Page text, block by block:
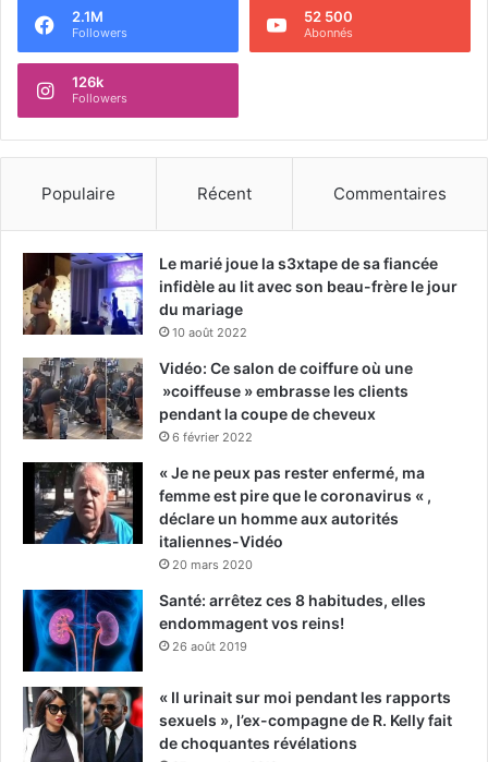
2.1M
Followers
52 500
Abonnés
126k
Followers
Populaire Récent Commentaires
Le marié joue la s3xtape de sa fiancée
infidèle au lit avec son beau-frère le jour
du mariage
10 août 2022
Vidéo: Ce salon de coiffure où une
»coiffeuse » embrasse les clients
pendant la coupe de cheveux
6 février 2022
« Je ne peux pas rester enfermé, ma
femme est pire que le coronavirus « ,
déclare un homme aux autorités
italiennes-Vidéo
20 mars 2020
Santé: arrêtez ces 8 habitudes, elles
endommagent vos reins!
26 août 2019
« Il urinait sur moi pendant les rapports
sexuels », l’ex-compagne de R. Kelly fait
de choquantes révélations